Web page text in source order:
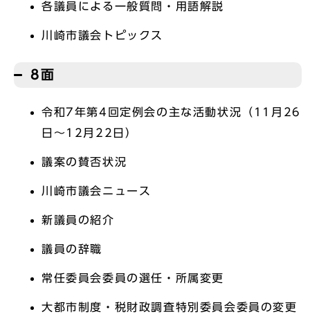
各議員による一般質問・用語解説
川崎市議会トピックス
8面
令和7年第4回定例会の主な活動状況（11月26
日～12月22日）
議案の賛否状況
川崎市議会ニュース
新議員の紹介
議員の辞職
常任委員会委員の選任・所属変更
大都市制度・税財政調査特別委員会委員の変更